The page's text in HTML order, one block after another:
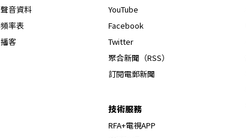
聲音資料
頻率表
播客
YouTube
Facebook
Twitter
聚合新聞（RSS）
訂閱電郵新聞
技術服務
RFA+電視APP